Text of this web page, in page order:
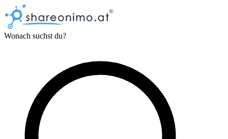
Wonach suchst du?